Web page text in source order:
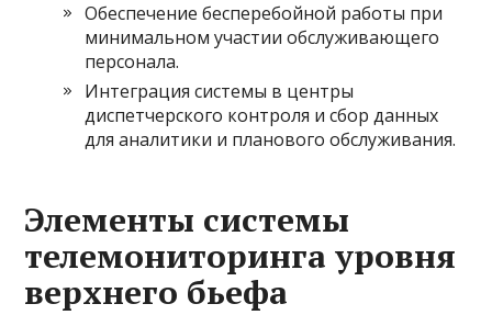
Обеспечение бесперебойной работы при
минимальном участии обслуживающего
персонала.
Интеграция системы в центры
диспетчерского контроля и сбор данных
для аналитики и планового обслуживания.
Элементы системы
телемониторинга уровня
верхнего бьефа